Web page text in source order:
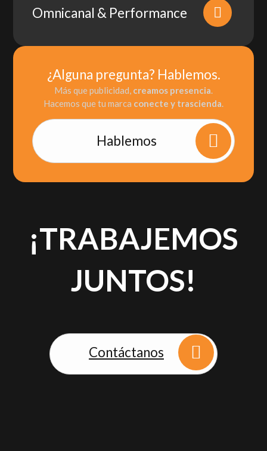
Omnicanal & Performance
¿Alguna pregunta? Hablemos.
Más que publicidad, creamos presencia.
Hacemos que tu marca conecte y trascienda.
Hablemos
¡TRABAJEMOS
JUNTOS!
Contáctanos